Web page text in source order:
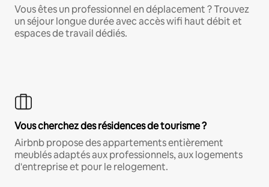
Vous êtes un professionnel en déplacement ? Trouvez
un séjour longue durée avec accès wifi haut débit et
espaces de travail dédiés.
Vous cherchez des résidences de tourisme ?
Airbnb propose des appartements entièrement
meublés adaptés aux professionnels, aux logements
d'entreprise et pour le relogement.